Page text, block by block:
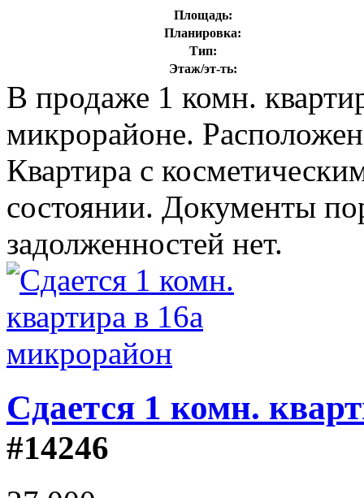
Площадь:
Планировка:
Тип:
Этаж/эт-ть:
В продаже 1 комн.
микрорайоне.
Квартира с
состоянии. Документы
задолженностей нет.
Сдается 1 комн.
#14246